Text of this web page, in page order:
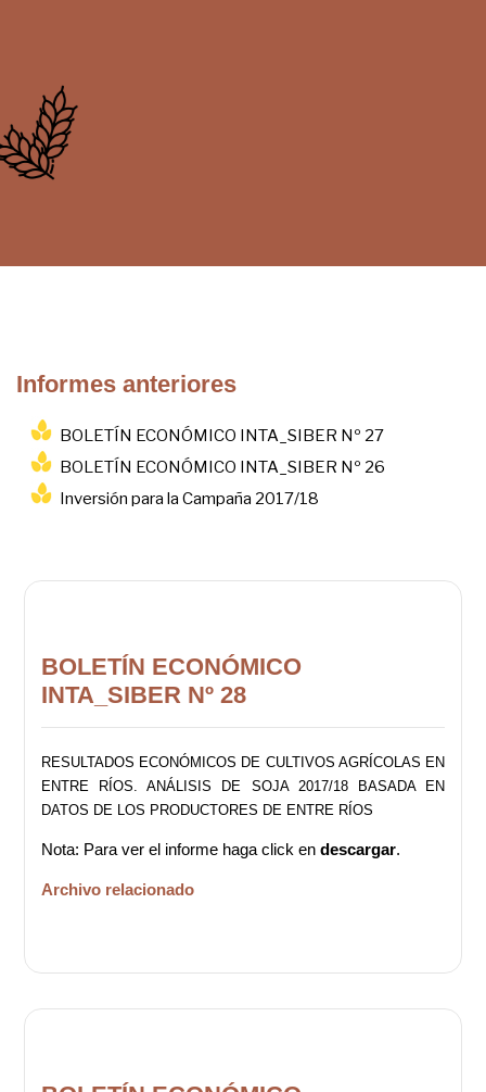
Informes anteriores
BOLETÍN ECONÓMICO INTA_SIBER Nº 27
BOLETÍN ECONÓMICO INTA_SIBER Nº 26
Inversión para la Campaña 2017/18
BOLETÍN ECONÓMICO
INTA_SIBER Nº 28
RESULTADOS ECONÓMICOS DE CULTIVOS AGRÍCOLAS EN
ENTRE RÍOS. ANÁLISIS DE SOJA 2017/18 BASADA EN
DATOS DE LOS PRODUCTORES DE ENTRE RÍOS
Nota: Para ver el informe haga click endescargar.
Archivo relacionado